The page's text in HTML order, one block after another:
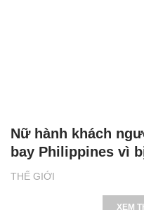
THẾ GIỚI
Nữ hành khách
bay Philippines vì
XEM